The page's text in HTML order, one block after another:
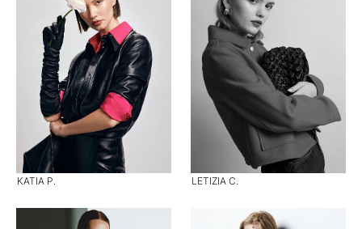
KATIA P. LETIZIA C.